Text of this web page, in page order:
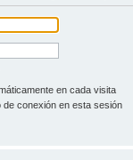
en cada visita
de conexión en esta sesión